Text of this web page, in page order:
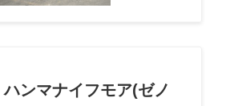
ハンマナイフモア(ゼノ